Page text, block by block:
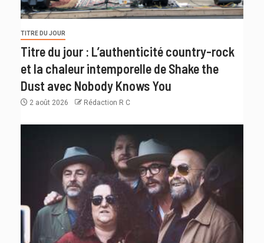
TITRE DU JOUR
Titre du jour : L’authenticité country-rock
et la chaleur intemporelle de Shake the
Dust avec Nobody Knows You
2 août 2026 Rédaction R C